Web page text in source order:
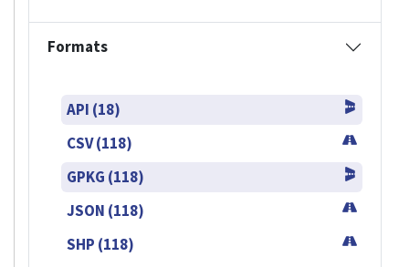
Formats
API (18)
CSV (118)
GPKG (118)
JSON (118)
SHP (118)